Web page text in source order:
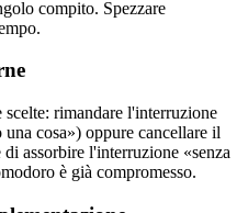
compito. Spezzare
rimandare l'interruzione
cosa») oppure cancellare il
assorbire l'interruzione «senza
è già compromesso.